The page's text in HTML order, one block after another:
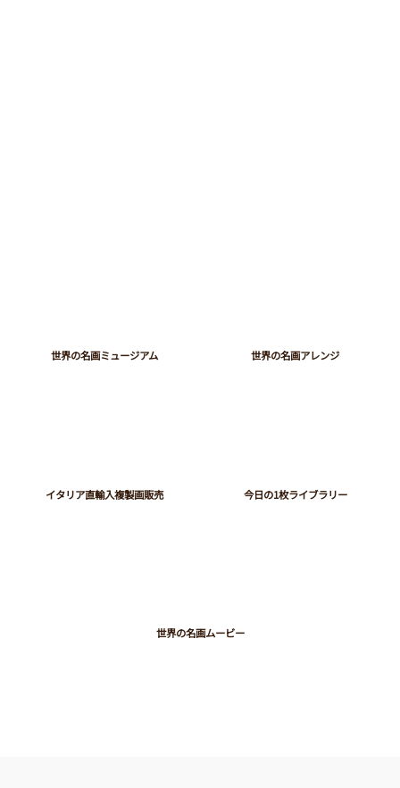
​世界の名画ミュージアム 世界の名画アレンジ
イタリア直輸入複製画販売 今日の1枚ライブラリー
世界の名画ムービー